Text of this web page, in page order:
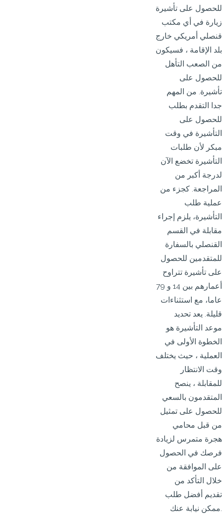
للحصول على تأشيرة
زيارة في أي مكتب
قنصلي أمريكي خارج
بلد الإقامة ، فسيكون
من الصعب التأهل
للحصول على
تأشيرة. من المهم
جدا التقدم بطلب
للحصول على
التأشيرة في وقت
مبكر لأن طلبات
التأشيرة تخضع الآن
لدرجة أكبر من
المراجعة. كجزء من
عملية طلب
التأشيرة، يلزم إجراء
مقابلة في القسم
القنصلي بالسفارة
للمتقدمين للحصول
على تأشيرة تتراوح
أعمارهم بين 14 و 79
عاما، مع استثناءات
قليلة. يعد تحديد
موعد التأشيرة هو
الخطوة الأولى في
العملية ، حيث يختلف
وقت الانتظار
للمقابلة ، ينصح
المتقدمون بالسعي
للحصول على تمثيل
من قبل محامي
هجرة متمرس لزيادة
فرصك في الحصول
على الموافقة من
خلال التأكد من
تقديم أفضل طلب
ممكن نيابة عنك.